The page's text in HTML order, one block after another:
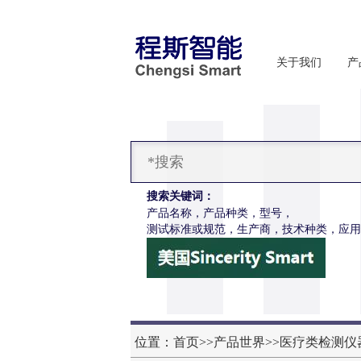
关于我们
搜索关键词：
产品名称，产品种类，型号，
测试标准或规范，生产商，技术种类，应
位置： 首页>>产品世界>>医疗类检测仪